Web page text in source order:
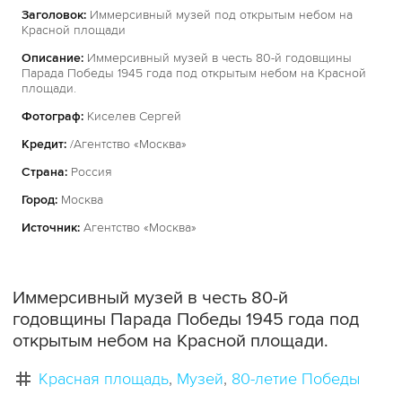
Заголовок: Иммерсивный музей под открытым небом на
Красной площади
Описание: Иммерсивный музей в честь 80-й годовщины
Парада Победы 1945 года под открытым небом на Красной
площади.
Фотограф: Киселев Сергей
Кредит: /Агентство «Москва»
Страна: Россия
Город: Москва
Источник: Агентство «Москва»
Иммерсивный музей в честь 80-й
годовщины Парада Победы 1945 года под
открытым небом на Красной площади.
Красная площадь Музей 80-летие Победы